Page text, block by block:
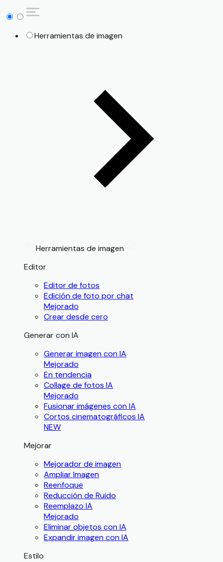
Herramientas de imagen
Herramientas de imagen
Editor
Editor de fotos
Edición de foto por chat
Mejorado
Crear desde cero
Generar con IA
Generar imagen con IA
Mejorado
En tendencia
Collage de fotos IA
Mejorado
Fusionar imágenes con IA
Cortos cinematográficos IA
NEW
Mejorar
Mejorador de imagen
Ampliar Imagen
Reenfoque
Reducción de Ruido
Reemplazo IA
Mejorado
Eliminar objetos con IA
Expandir imagen con IA
Estilo